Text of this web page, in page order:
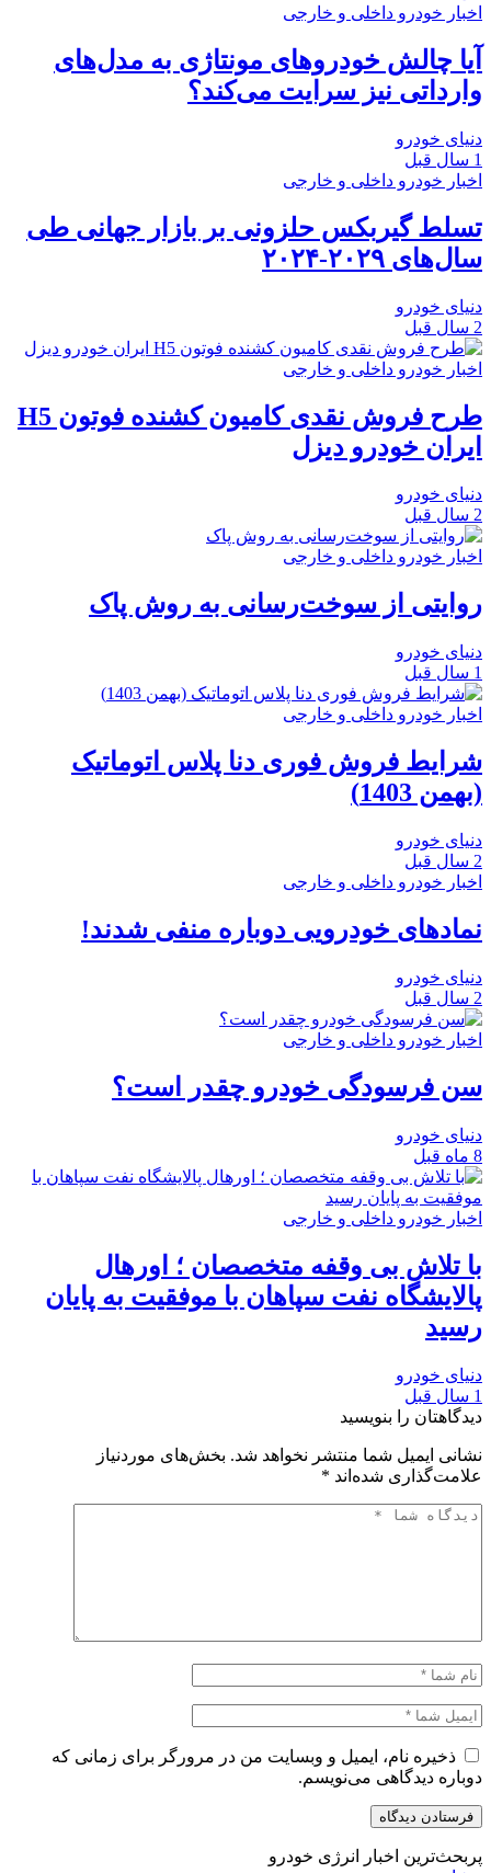
اخبار خودرو داخلی و خارجی
آیا چالش خودروهای مونتاژی به مدل‌های
وارداتی نیز سرایت می‌کند؟
دنیای خودرو
1 سال قبل
اخبار خودرو داخلی و خارجی
تسلط گیربکس حلزونی بر بازار جهانی طی
سال‌های ۲۰۲۹-۲۰۲۴
دنیای خودرو
2 سال قبل
اخبار خودرو داخلی و خارجی
طرح فروش نقدی کامیون کشنده فوتون H5
ایران‌ خودرو دیزل
دنیای خودرو
2 سال قبل
اخبار خودرو داخلی و خارجی
روایتی از سوخت‌رسانی به روش پاک
دنیای خودرو
1 سال قبل
اخبار خودرو داخلی و خارجی
شرایط فروش فوری دنا پلاس اتوماتیک
(بهمن 1403)
دنیای خودرو
2 سال قبل
اخبار خودرو داخلی و خارجی
نمادهای خودرویی دوباره منفی شدند!
دنیای خودرو
2 سال قبل
اخبار خودرو داخلی و خارجی
سن فرسودگی خودرو چقدر است؟
دنیای خودرو
8 ماه قبل
اخبار خودرو داخلی و خارجی
با تلاش بی وقفه متخصصان ؛ اورهال
پالایشگاه نفت سپاهان با موفقیت به پایان
رسید
دنیای خودرو
1 سال قبل
دیدگاهتان را بنویسید
نشانی ایمیل شما منتشر نخواهد شد. بخش‌های موردنیاز
علامت‌گذاری شده‌اند *
ذخیره نام، ایمیل و وبسایت من در مرورگر برای زمانی که
دوباره دیدگاهی می‌نویسم.
پربحث‌ترین اخبار انرژی خودرو